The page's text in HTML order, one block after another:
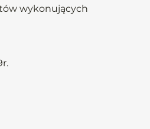
wykonujących